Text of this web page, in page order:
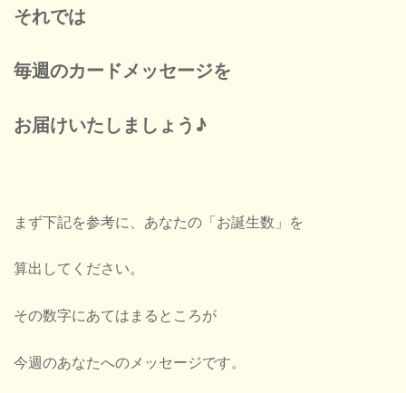
それでは
毎週のカードメッセージを
お届けいたしましょう ♪
まず下記を参考に、あなたの「お誕生数」を
算出してください。
その数字にあてはまるところが
今週のあなたへのメッセージです。